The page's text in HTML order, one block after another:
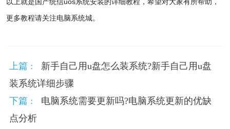
更多教程请关注电脑系统城。
上篇 :
新手自己用u盘怎么装系统?新手自己用u盘
装系统详细步骤
下篇 :
电脑系统需要更新吗?电脑系统更新的优缺
点分析